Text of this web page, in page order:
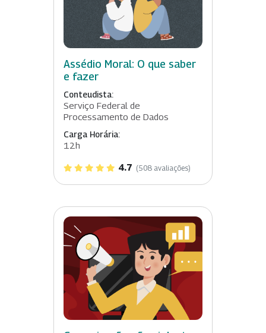
Assédio Moral: O que saber
e fazer
Conteudista:
Serviço Federal de
Processamento de Dados
Carga Horária:
12h
4.7 (508 avaliações)